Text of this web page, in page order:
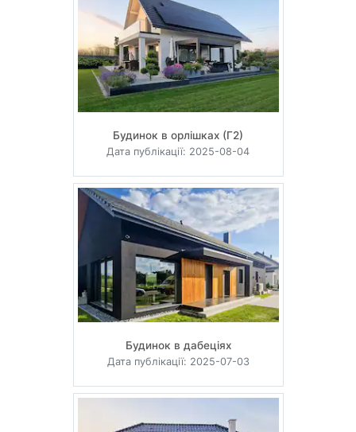
Будинок в орлішках (Г2)
Дата публікації: 2025-08-04
Будинок в дабеціях
Дата публікації: 2025-07-03